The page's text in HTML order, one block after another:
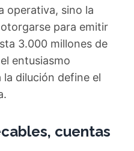
operativa, sino la
para emitir
3.000 millones de
entusiasmo
dilución define el
cuentas